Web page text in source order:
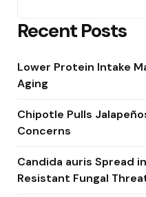
Recent Posts
Lower Protein Intake
Aging
Chipotle Pulls
Concerns
Candida auris Spread
Resistant Fungal